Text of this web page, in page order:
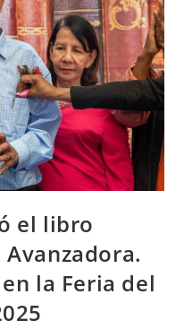
el libro
Avanzadora.
la Feria del